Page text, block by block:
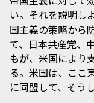
い。それを説明し
国主義の策略から
て、日本共産党、
もが、米国により
る。米国は、ここ
に同盟して、そう